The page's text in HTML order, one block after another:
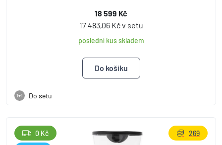
18 599 Kč
17 483,06 Kč v setu
poslední kus skladem
1+1 Do setu
0 Kč
269